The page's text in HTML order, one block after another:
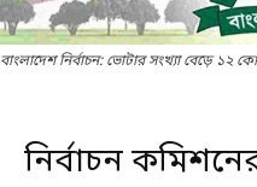
বাংলাদেশ নির্বাচন: ভোটার সংখ্যা বেড়ে ১২
নির্বাচন